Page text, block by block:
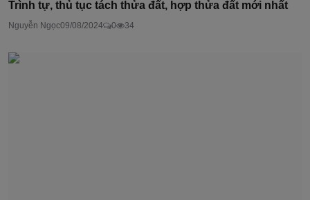
Trình tự, thủ tục tách thửa đất, hợp thửa đất mới nhất
Nguyễn Ngọc09/08/2024 0 34